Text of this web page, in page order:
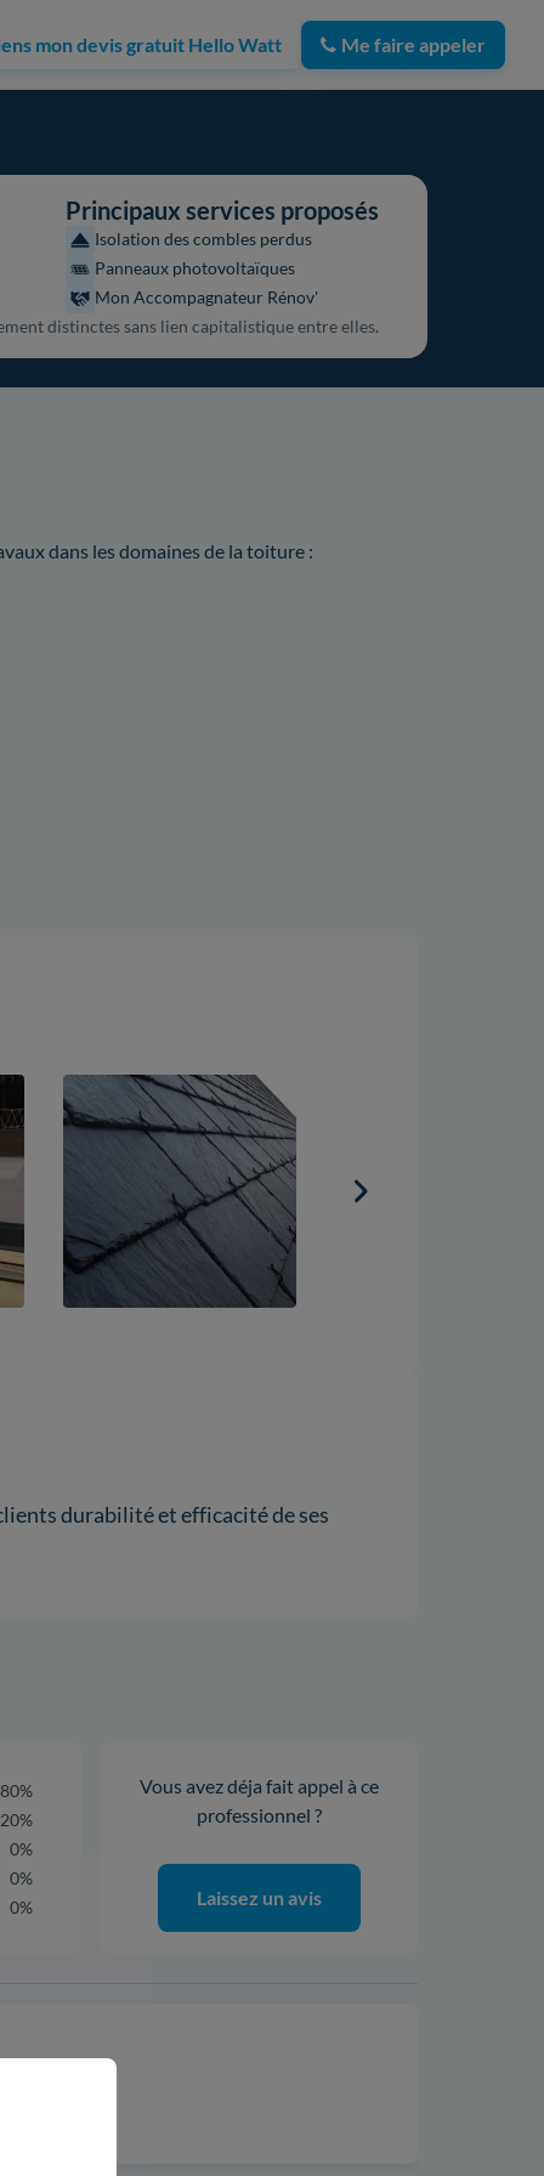
mon devis gratuit Hello Watt Me faire appeler
Principaux services proposés
Isolation des combles perdus
Panneaux photovoltaïques
Mon Accompagnateur Rénov'
distinctes sans lien capitalistique entre elles.
dans les domaines de la toiture :
durabilité et efficacité de ses
80%
20%
0%
0%
0%
Vous avez déja fait appel à ce
professionnel ?
Laissez un avis